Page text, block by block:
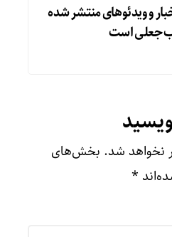
و ویدئوهای منتشر شده
جعلی است
نخواهد شد. بخش‌های
*